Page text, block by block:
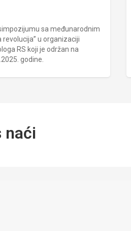
sa međunarodnim
revolucija” u organizaciji
RS koji je održan na
godine.
naći